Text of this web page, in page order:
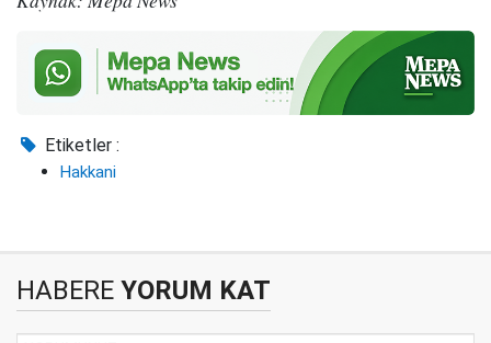
Etiketler :
Hakkani
HABERE YORUM KAT